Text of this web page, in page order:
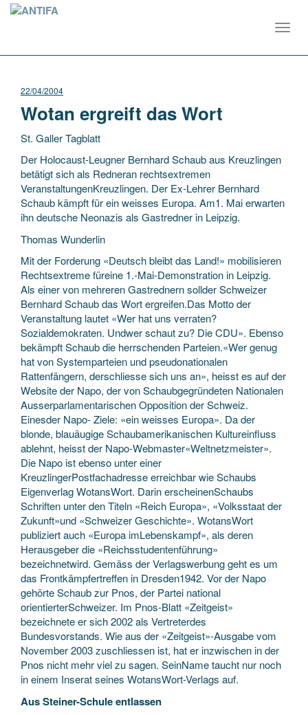
22/04/2004
Wotan ergreift das Wort
St. Galler Tagblatt
Der Holocaust-Leugner Bernhard Schaub aus Kreuzlingen
betätigt sich als Redneran rechtsextremen
VeranstaltungenKreuzlingen. Der Ex-Lehrer Bernhard
Schaub kämpft für ein weisses Europa. Am1. Mai erwarten
ihn deutsche Neonazis als Gastredner in Leipzig.
Thomas Wunderlin
Mit der Forderung «Deutsch bleibt das Land!» mobilisieren
Rechtsextreme füreine 1.-Mai-Demonstration in Leipzig.
Als einer von mehreren Gastrednern sollder Schweizer
Bernhard Schaub das Wort ergreifen.Das Motto der
Veranstaltung lautet «Wer hat uns verraten?
Sozialdemokraten. Undwer schaut zu? Die CDU». Ebenso
bekämpft Schaub die herrschenden Parteien.«Wer genug
hat von Systemparteien und pseudonationalen
Rattenfängern, derschliesse sich uns an», heisst es auf der
Website der Napo, der von Schaubgegründeten Nationalen
Ausserparlamentarischen Opposition der Schweiz.
Einesder Napo- Ziele: «ein weisses Europa». Da der
blonde, blauäugige Schaubamerikanischen Kultureinfluss
ablehnt, heisst der Napo-Webmaster«Weltnetzmeister».
Die Napo ist ebenso unter einer
KreuzlingerPostfachadresse erreichbar wie Schaubs
Eigenverlag WotansWort. Darin erscheinenSchaubs
Schriften unter den Titeln «Reich Europa», «Volksstaat der
Zukunft»und «Schweizer Geschichte». WotansWort
publiziert auch «Europa imLebenskampf», als deren
Herausgeber die «Reichsstudentenführung»
bezeichnetwird. Gemäss der Verlagswerbung geht es um
das Frontkämpfertreffen in Dresden1942. Vor der Napo
gehörte Schaub zur Pnos, der Partei national
orientierterSchweizer. Im Pnos-Blatt «Zeitgeist»
bezeichnete er sich 2002 als Vertreterdes
Bundesvorstands. Wie aus der «Zeitgeist»-Ausgabe vom
November 2003 zuschliessen ist, hat er inzwischen in der
Pnos nicht mehr viel zu sagen. SeinName taucht nur noch
in einem Inserat seines WotansWort-Verlags auf.
Aus Steiner-Schule entlassen